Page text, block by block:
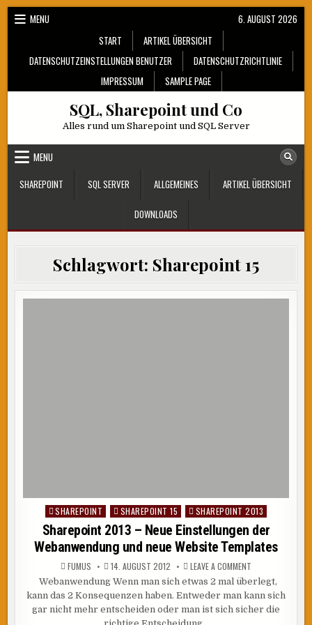
Skip
MENU
START
ARTIKEL ÜBERSICHT
DATENSCHUTZEINSTELLUNGEN BENUTZER
DATENSCHUTZRICHTLINIE
IMPRESSUM
SAMPLE PAGE
6. AUGUST 2026
SQL, Sharepoint und Co
Alles rund um Sharepoint und SQL Server
MENU
SHAREPOINT
SQL SERVER ALLGEMEINES ARTIKEL ÜBERSICHT
DOWNLOADS
Schlagwort: Sharepoint 15
Posted
in
SHAREPOINT SHAREPOINT 15 SHAREPOINT 2013
Sharepoint 2013 – Neue Einstellungen der
Webanwendung und neue Website Templates
FUMUS 14. AUGUST 2012 LEAVE A COMMENT
2013
NEUE
EINSTELLUNGEN
DER
Webanwendung Wenn man sich etwas 2 mal überlegt,
kann das 2 Konsequenzen haben. Entweder man kann sich
gar nicht mehr entscheiden oder man ist sich sicher die